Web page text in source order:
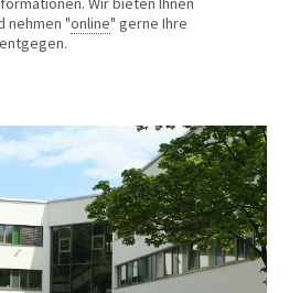
nehmen "online" gerne Ihre